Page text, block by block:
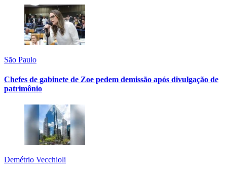
São Paulo
Chefes de gabinete de Zoe pedem demissão após divulgação de
patrimônio
Demétrio Vecchioli